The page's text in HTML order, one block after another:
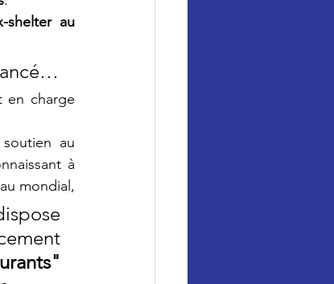
shelter au
en charge
au
à
mondial,